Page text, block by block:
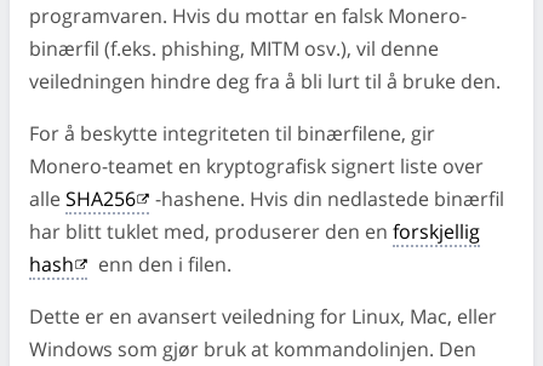
programvaren. Hvis du mottar en falsk Monero-
binærfil (f.eks. phishing, MITM osv.), vil denne
veiledningen hindre deg fra å bli lurt til å bruke den.
For å beskytte integriteten til binærfilene, gir
Monero-teamet en kryptografisk signert liste over
alleSHA256
-hashene. Hvis din nedlastede binærfil
har blitt tuklet med, produserer den en forskjellig
hash
enn den i filen.
Dette er en avansert veiledning for Linux, Mac, eller
Windows som gjør bruk at kommandolinjen. Den